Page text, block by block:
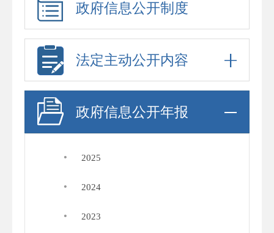
政府信息公开制度
法定主动公开内容
政府信息公开年报
· 2025
· 2024
· 2023